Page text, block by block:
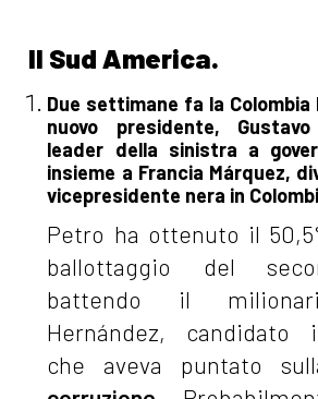
Il Sud America.
Due settimane fa la
nuovo presidente,
leader della sinistra a
insieme a Francia Márquez,
vicepresidente nera in
Petro ha ottenuto il
ballottaggio del
battendo il
Hernández, candidato
che aveva puntato